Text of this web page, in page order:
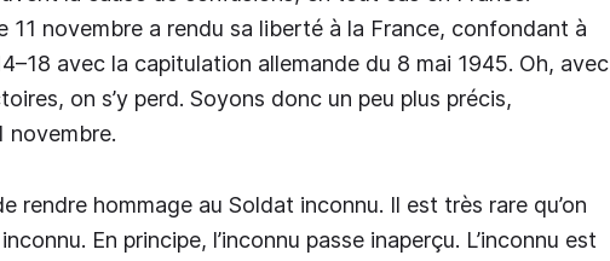
11 novembre a rendu sa liberté à la France, confondant à
avec la capitulation allemande du 8 mai 1945. Oh, avec
on s’y perd. Soyons donc un peu plus précis,
novembre.
rendre hommage au Soldat inconnu. Il est très rare qu’on
En principe, l’inconnu passe inaperçu. L’inconnu est